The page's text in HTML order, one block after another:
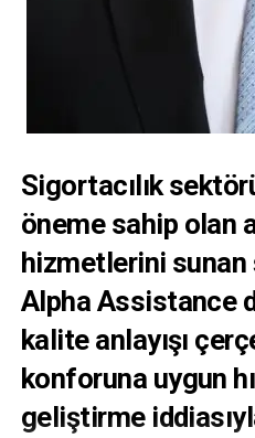
Sigortacılık
öneme sahip olan
hizmetlerini sunan
Alpha Assistance
kalite anlayışı
konforuna uygun
geliştirme